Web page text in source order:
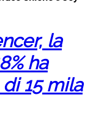
la
ha
15 mila